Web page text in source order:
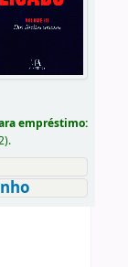
empréstimo: